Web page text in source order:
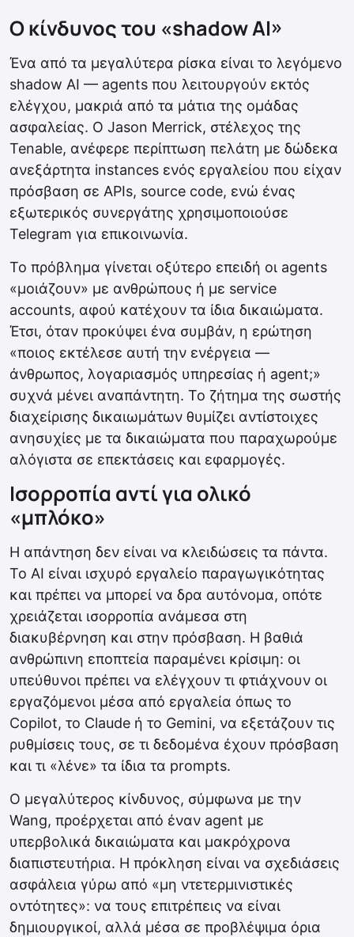
Ο κίνδυνος του «shadow AI»
Ένα από τα μεγαλύτερα ρίσκα είναι το λεγόμενο
shadow AI — agents που λειτουργούν εκτός
ελέγχου, μακριά από τα μάτια της ομάδας
ασφαλείας. Ο Jason Merrick, στέλεχος της
Tenable, ανέφερε περίπτωση πελάτη με δώδεκα
ανεξάρτητα instances ενός εργαλείου που είχαν
πρόσβαση σε APIs, source code, ενώ ένας
εξωτερικός συνεργάτης χρησιμοποιούσε
Telegram για επικοινωνία.
Το πρόβλημα γίνεται οξύτερο επειδή οι agents
«μοιάζουν» με ανθρώπους ή με service
accounts, αφού κατέχουν τα ίδια δικαιώματα.
Έτσι, όταν προκύψει ένα συμβάν, η ερώτηση
«ποιος εκτέλεσε αυτή την ενέργεια —
άνθρωπος, λογαριασμός υπηρεσίας ή agent;»
συχνά μένει αναπάντητη. Το ζήτημα της σωστής
διαχείρισης δικαιωμάτων θυμίζει αντίστοιχες
ανησυχίες με τα δικαιώματα που παραχωρούμε
αλόγιστα σε επεκτάσεις και εφαρμογές.
Ισορροπία αντί για ολικό
«μπλόκο»
Η απάντηση δεν είναι να κλειδώσεις τα πάντα.
Το AI είναι ισχυρό εργαλείο παραγωγικότητας
και πρέπει να μπορεί να δρα αυτόνομα, οπότε
χρειάζεται ισορροπία ανάμεσα στη
διακυβέρνηση και στην πρόσβαση. Η βαθιά
ανθρώπινη εποπτεία παραμένει κρίσιμη: οι
υπεύθυνοι πρέπει να ελέγχουν τι φτιάχνουν οι
εργαζόμενοι μέσα από εργαλεία όπως το
Copilot, το Claude ή το Gemini, να εξετάζουν τις
ρυθμίσεις τους, σε τι δεδομένα έχουν πρόσβαση
και τι «λένε» τα ίδια τα prompts.
Ο μεγαλύτερος κίνδυνος, σύμφωνα με την
Wang, προέρχεται από έναν agent με
υπερβολικά δικαιώματα και μακρόχρονα
διαπιστευτήρια. Η πρόκληση είναι να σχεδιάσεις
ασφάλεια γύρω από «μη ντετερμινιστικές
οντότητες»: να τους επιτρέπεις να είναι
δημιουργικοί, αλλά μέσα σε προβλέψιμα όρια